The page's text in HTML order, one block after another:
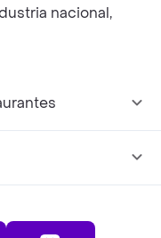
nacional,